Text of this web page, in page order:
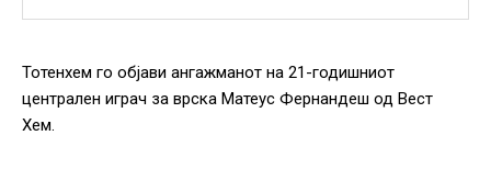
Тотенхем го објави ангажманот на 21-годишниот
централен играч за врска Матеус Фернандеш од Вест
Хем.